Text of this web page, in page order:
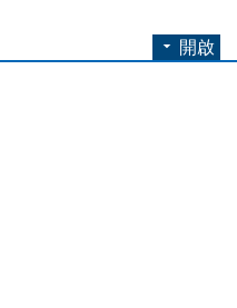
開啟